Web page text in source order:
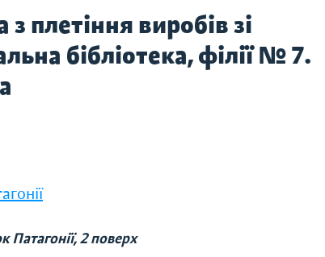
плетіння виробів зі
бібліотека, філії № 7.
2 поверх